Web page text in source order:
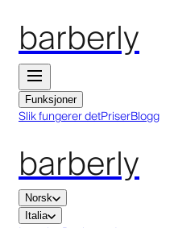
barberly
Funksjoner
Slik fungerer detPriserBlogg
barberly
Norsk
Italia